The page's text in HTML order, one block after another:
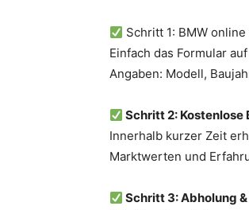
Schritt 1: BMW
Einfach das Formular
Angaben: Modell,
Schritt 2:
Innerhalb kurzer Zeit
Marktwerten und
Schritt 3: Abholung